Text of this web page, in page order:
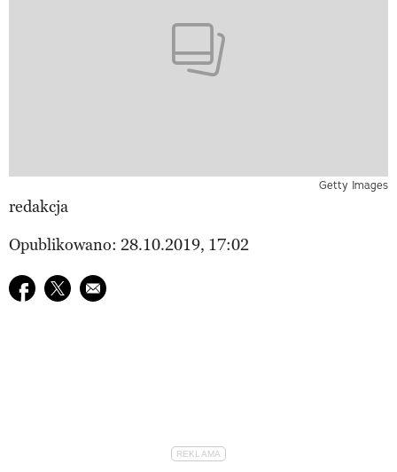
Getty Images
redakcja
Opublikowano: 28.10.2019, 17:02
Udostępnij na facebook
Udostępnij na twitter
E-mail do przyjaciela